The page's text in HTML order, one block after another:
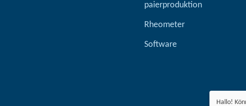
paierproduktion
Rheometer
Software
Hallo!